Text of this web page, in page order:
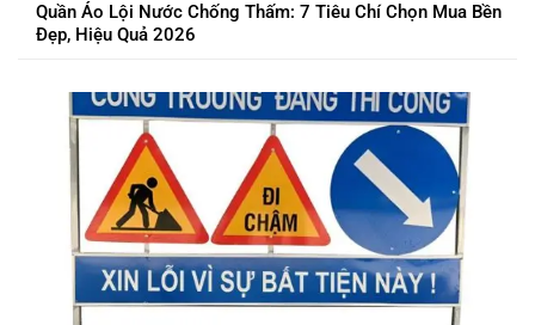
Quần Áo Lội Nước Chống Thấm: 7 Tiêu Chí Chọn Mua Bền
Đẹp, Hiệu Quả 2026